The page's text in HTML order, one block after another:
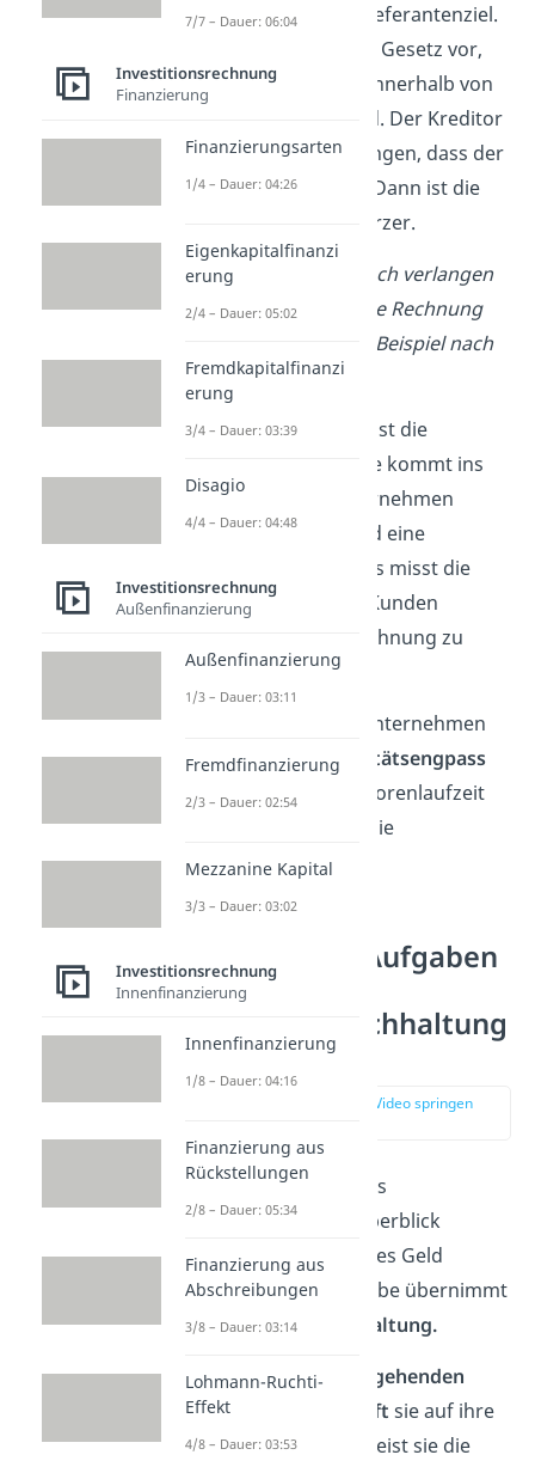
Du nennst sie auch Lieferantenziel.
In der Regel sieht das Gesetz vor,
dass eine Rechnung innerhalb von
gezahlt wird. Der Kreditor
kann allerdings verlangen, dass der
Debitor früher zahlt. Dann ist die
Kreditorenlaufzeit kürzer.
Thomas
hätte also auch verlangen
können, dass du deine Rechnung
bezahlst, zum Beispiel nach
14 Tagen.
Das Gegenteil davon ist die
Sie kommt ins
Spiel, wenn das Unternehmen
selbst Kreditor ist und eine
Rechnung ausstellt. Es misst die
Zeit, wie lange seine Kunden
brauchen, um die Rechnung zu
bezahlen.
Damit ein Unternehmen
nicht in einenLiquiditätsengpass
gerät, sollte die Debitorenlaufzeit
stets kürzer sein als die
Kreditorenlaufzeit.
Was sind die Aufgaben
der
Kreditorenbuchhaltung
?
zur Stelle im Video springen
Es ist wichtig, dass das
Unternehmen den Überblick
darüber behält, wem es Geld
schuldet. Diese Aufgabe übernimmt
dieKreditorenbuchhaltung.
Sie bearbeitet die
eingehenden
Rechnungen
prüft sie auf ihre
Richtigkeit. Danach weist sie die
7/7 – Dauer: 06:04
Investitionsrechnung
Finanzierung
Finanzierungsarten
1/4 – Dauer: 04:26
Eigenkapitalfinanzi
erung
2/4 – Dauer: 05:02
Fremdkapitalfinanzi
erung
3/4 – Dauer: 03:39
Disagio
4/4 – Dauer: 04:48
Investitionsrechnung
Außenfinanzierung
Außenfinanzierung
1/3 – Dauer: 03:11
Fremdfinanzierung
2/3 – Dauer: 02:54
Mezzanine Kapital
3/3 – Dauer: 03:02
Investitionsrechnung
Innenfinanzierung
Innenfinanzierung
1/8 – Dauer: 04:16
Finanzierung aus
Rückstellungen
2/8 – Dauer: 05:34
Finanzierung aus
Abschreibungen
3/8 – Dauer: 03:14
Lohmann-Ruchti-
Effekt
4/8 – Dauer: 03:53